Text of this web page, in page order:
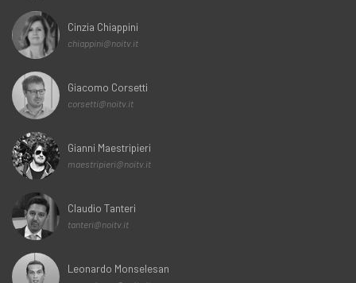
Cinzia Chiappini
chiappini@noitv.it
Giacomo Corsetti
corsetti@noitv.it
Gianni Maestripieri
maestripieri@noitv.it
Claudio Tanteri
tanteri@noitv.it
Leonardo Monselesan